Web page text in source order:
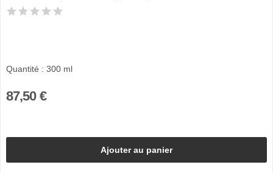
Quantité : 300 ml
87,50 €
Ajouter au panier